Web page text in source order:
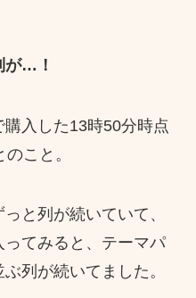
が…！
入した13時50分時点
のこと。
と列が続いていて、
てみると、テーマパ
列が続いてました。